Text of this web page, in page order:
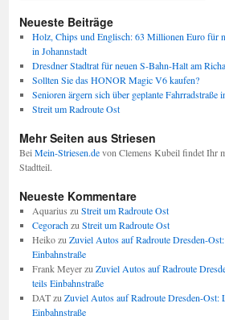
Neueste Beiträge
Holz, Chips und Englisch: 63 Millionen Euro für
in Johannstadt
Dresdner Stadtrat für neuen S-Bahn-Halt am
Sollten Sie das HONOR Magic V6 kaufen?
Senioren ärgern sich über geplante Fahrradstraße
Streit um Radroute Ost
Mehr Seiten aus Striesen
BeiMein-Striesen.devon Clemens Kubeil findet Ihr
Stadtteil.
Neueste Kommentare
Aquarius zuStreit um Radroute Ost
CegorachzuStreit um Radroute Ost
HeikozuZuviel Autos auf Radroute Dresden-
Einbahnstraße
Frank MeyerzuZuviel Autos auf Radroute
teils Einbahnstraße
DATzuZuviel Autos auf Radroute Dresden-Ost:
Einbahnstraße